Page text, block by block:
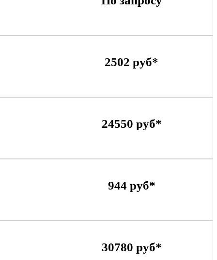
2502 руб*
24550 руб*
944 руб*
30780 руб*